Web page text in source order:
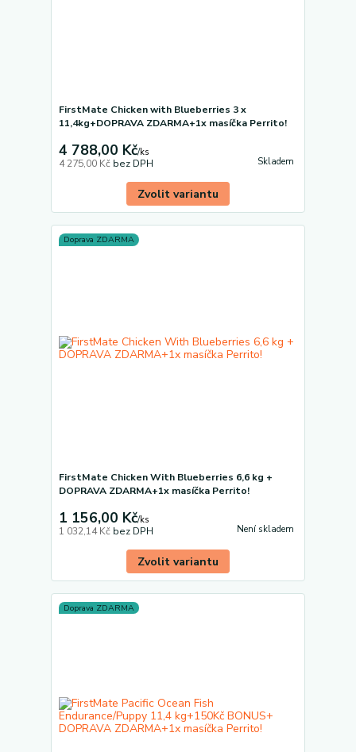
FirstMate Chicken with Blueberries 3 x
11,4kg+DOPRAVA ZDARMA+1x masíčka Perrito!
4 788,00 Kč/ks
4 275,00 Kč bez DPH Skladem
Zvolit variantu
Doprava ZDARMA
FirstMate Chicken With Blueberries 6,6 kg +
DOPRAVA ZDARMA+1x masíčka Perrito!
1 156,00 Kč/ks
1 032,14 Kč bez DPH Není skladem
Zvolit variantu
Doprava ZDARMA